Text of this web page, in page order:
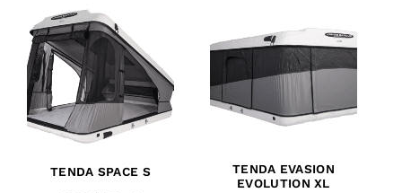
TENDA SPACE S
range:
238,65 €
through
3
564,55 €
TENDA EVASION
EVOLUTION XL
range:
273,10 €
through
4
048,25 €